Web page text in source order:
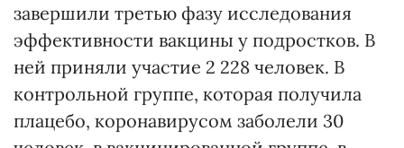
завершили третью фазу исследования
эффективности вакцины у подростков. В
ней приняли участие 2 228 человек. В
контрольной группе, которая получила
плацебо, коронавирусом заболели 30